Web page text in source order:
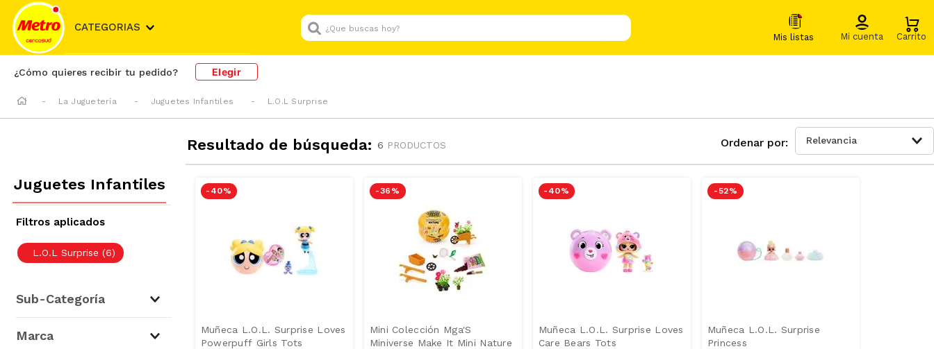
CATEGORIAS
¿Que buscas hoy?
¿Cómo quieres recibir tu pedido? Elegir
La Juguetería Juguetes Infantiles L.O.L Surprise
Resultado de búsqueda: 6 PRODUCTOS Relevancia
Juguetes Infantiles
L.O.L Surprise (6)
Sub-Categoría
Marca
- 40 %
Muñeca L.O.L. Surprise Loves
Powerpuff Girls Tots
-36 %
Mini Colección Mga'S
Miniverse Make It Mini Nature
- 40 %
Muñeca L.O.L. Surprise Loves
Care Bears Tots
-52 %
Muñeca L.O.L. Surprise
Princess